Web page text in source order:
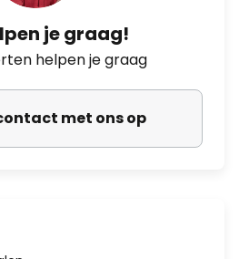
je graag!
helpen je graag
met ons op